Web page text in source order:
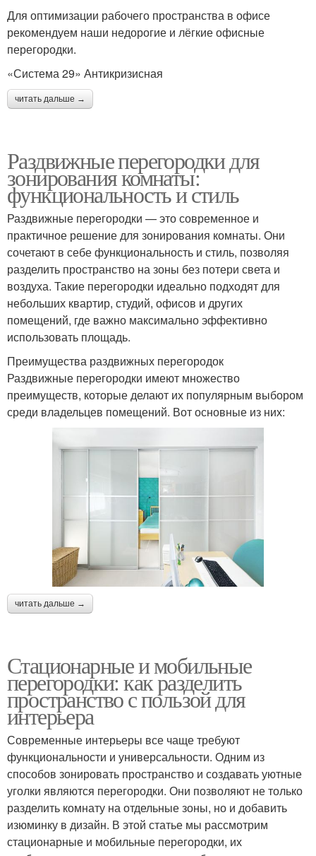
Для оптимизации рабочего пространства в офисе
рекомендуем наши недорогие и лёгкие офисные
перегородки.
«Система 29» Антикризисная
читать дальше →
Раздвижные перегородки для
зонирования комнаты:
функциональность и стиль
Раздвижные перегородки — это современное и
практичное решение для зонирования комнаты. Они
сочетают в себе функциональность и стиль, позволяя
разделить пространство на зоны без потери света и
воздуха. Такие перегородки идеально подходят для
небольших квартир, студий, офисов и других
помещений, где важно максимально эффективно
использовать площадь.
Преимущества раздвижных перегородок
Раздвижные перегородки имеют множество
преимуществ, которые делают их популярным выбором
среди владельцев помещений. Вот основные из них:
читать дальше →
Стационарные и мобильные
перегородки: как разделить
пространство с пользой для
интерьера
Современные интерьеры все чаще требуют
функциональности и универсальности. Одним из
способов зонировать пространство и создавать уютные
уголки являются перегородки. Они позволяют не только
разделить комнату на отдельные зоны, но и добавить
изюминку в дизайн. В этой статье мы рассмотрим
стационарные и мобильные перегородки, их